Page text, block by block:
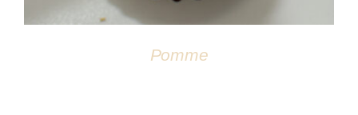
Pomme